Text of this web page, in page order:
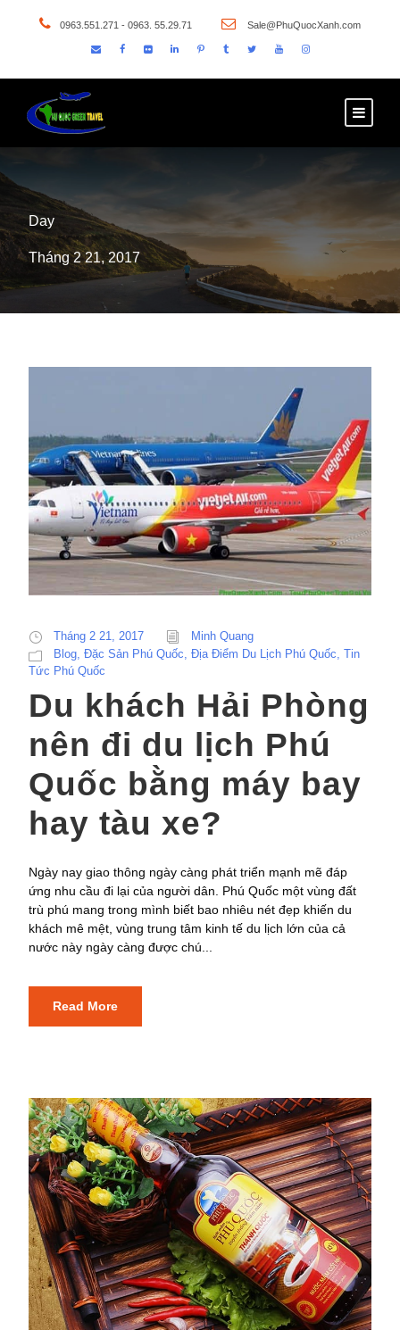
0963.551.271 - 0963. 55.29.71 Sale@PhuQuocXanh.com
Day
Tháng 2 21, 2017
Tháng 2 21, 2017
Minh Quang
Blog, Đặc Sản Phú Quốc, Địa Điểm Du Lịch Phú Quốc, Tin
Tức Phú Quốc
Du khách Hải Phòng
nên đi du lịch Phú
Quốc bằng máy bay
hay tàu xe?
Ngày nay giao thông ngày càng phát triển mạnh mẽ đáp
ứng nhu cầu đi lại của người dân. Phú Quốc một vùng đất
trù phú mang trong mình biết bao nhiêu nét đẹp khiến du
khách mê mệt, vùng trung tâm kinh tế du lịch lớn của cả
nước này ngày càng được chú...
Read More